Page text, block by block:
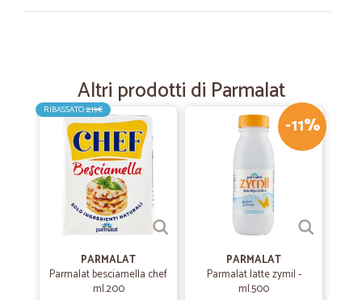
L'ordine è stato consegnato in pochissimo tempo.
20/01/2023
—Roberto F.
prodotto ricevuto ottimo (Kunquat) e…
prodotto ricevuto ottimo (Kunquat) e nei tempi dichiarato
Veloce preciso ed economico
Veloce preciso ed economico!
Altri prodotti di Parmalat
RIBASSATO2,19€
PARMALAT
Parmalat besciamella chef
ml.200
-11%
PARMALAT
Parmalat latte zymil -
ml.500